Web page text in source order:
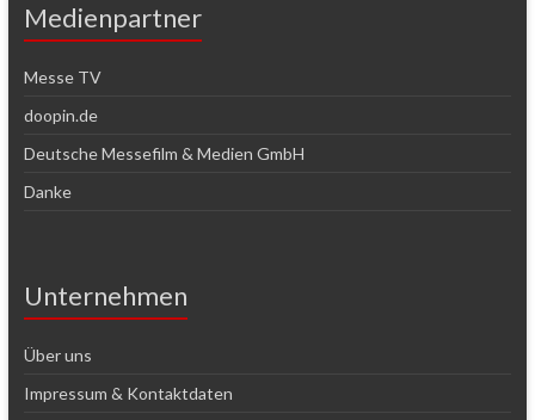
Medienpartner
Messe TV
doopin.de
Deutsche Messefilm & Medien GmbH
Danke
Unternehmen
Über uns
Impressum & Kontaktdaten